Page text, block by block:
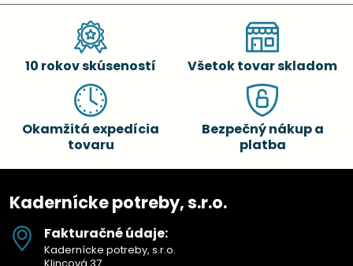
10 rokov skúseností Všetok tovar skladom
Okamžitá expedícia
tovaru
Bezpečný nákup a
platba
Kadernícke potreby, s.r.o.
Fakturačné údaje:
Kadernícke potreby, s.r.o.